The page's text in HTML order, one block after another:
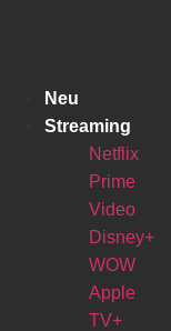
Neu
Streaming
Netflix
Prime
Video
Disney+
WOW
Apple
TV+